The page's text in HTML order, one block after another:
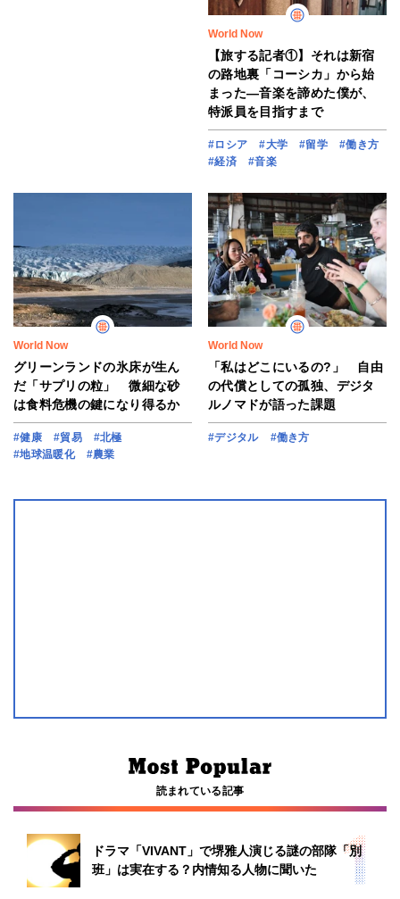
World Now
【旅する記者①】それは新宿
の路地裏「コーシカ」から始
まった―音楽を諦めた僕が、
特派員を目指すまで
#ロシア #大学 #留学
#働き方
#経済
#音楽
World Now
グリーンランドの氷床が生ん
だ「サプリの粒」 微細な砂
は食料危機の鍵になり得るか
#健康 #貿易
#北極
#地球温暖化
#農業
World Now
「私はどこにいるの?」 自由
の代償としての孤独、デジタ
ルノマドが語った課題
#デジタル #働き方
読まれている記事
ドラマ「VIVANT」で堺雅人演じる謎の部隊「別
班」は実在する？内情知る人物に聞いた